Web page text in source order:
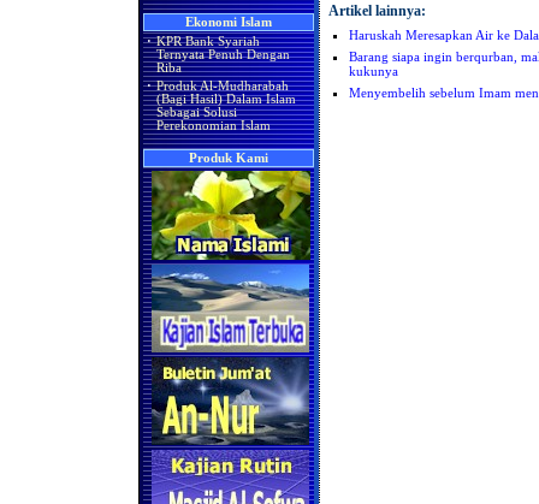
Ekonomi Islam
· KPR Bank Syariah
Ternyata Penuh Dengan
Riba
· Produk Al-Mudharabah
(Bagi Hasil) Dalam Islam
Sebagai Solusi
Perekonomian Islam
Produk Kami
Artikel lainnya:
Haruskah Meresapkan Air ke
Barang siapa ingin berqurban,
kukunya
Menyembelih sebelum Imam